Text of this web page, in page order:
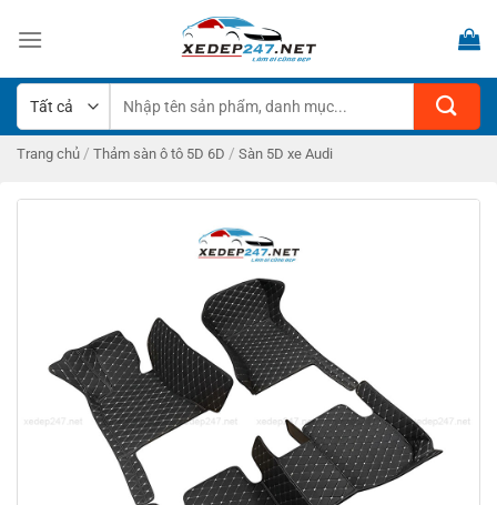
qua
dung
kiếm:
Trang chủ / Thảm sàn ô tô 5D 6D / Sàn 5D xe Audi